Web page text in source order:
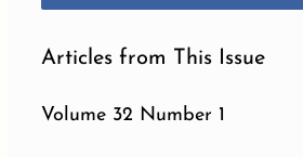
Articles from This Issue
Volume 32 Number 1